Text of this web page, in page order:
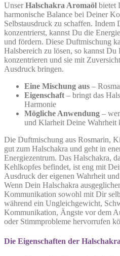
UnserHalschakra Aromaöl bietet
harmonische Balance bei Deiner
Selbstausdruck zu schaffen.
konzentrierst, kannst Du die
und fördern. Diese Duftmischung
Halsbereich zu lösen, so kannst
konzentrieren und sie mit
Ausdruck bringen.
Eine Mischung aus –
Eigenschaft – bringt das
Harmonie
Mögliche Anwendung –
und Klarheit Deine Wahrheit
Die Duftmischung aus Rosmarin,
gut zum Halschakra und geht in
Energiezentrum. Das Halschakra,
Kehlkopfes befindet, ist eng mit
Ausdruck der eigenen Wahrheit
Wenn Dein Halschakra
Kommunikation sowohl mit Dir
während ein Ungleichgewicht,
Kommunikation, Ängste vor dem
oder Stimmprobleme hervorrufen
Die Eigenschaften der